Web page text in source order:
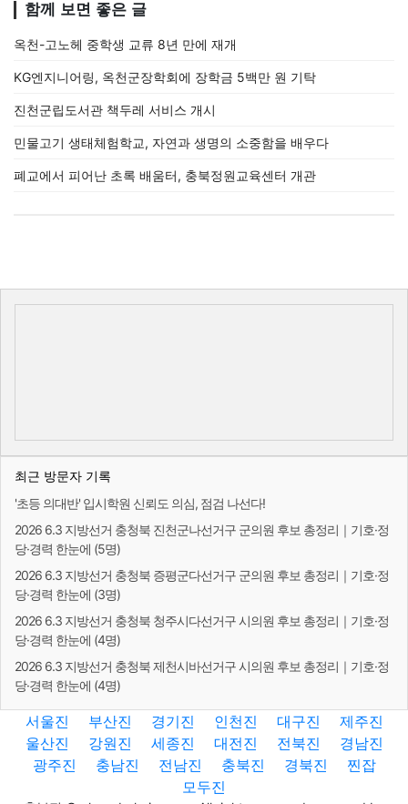
함께 보면 좋은 글
옥천-고노헤 중학생 교류 8년 만에 재개
KG엔지니어링, 옥천군장학회에 장학금 5백만 원 기탁
진천군립도서관 책두레 서비스 개시
민물고기 생태체험학교, 자연과 생명의 소중함을 배우다
폐교에서 피어난 초록 배움터, 충북정원교육센터 개관
최근 방문자 기록
'초등 의대반' 입시학원 신뢰도 의심, 점검 나선다!
2026 6.3 지방선거 충청북 진천군나선거구 군의원 후보 총정리｜기호·정
당·경력 한눈에 (5명)
2026 6.3 지방선거 충청북 증평군다선거구 군의원 후보 총정리｜기호·정
당·경력 한눈에 (3명)
2026 6.3 지방선거 충청북 청주시다선거구 시의원 후보 총정리｜기호·정
당·경력 한눈에 (4명)
2026 6.3 지방선거 충청북 제천시바선거구 시의원 후보 총정리｜기호·정
당·경력 한눈에 (4명)
서울진 부산진 경기진 인천진 대구진
제주진
울산진
강원진 세종진 대전진 전북진
경남진
광주진
충남진 전남진 충북진 경북진
찐잡
모두진